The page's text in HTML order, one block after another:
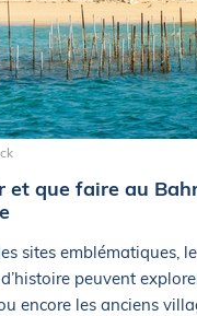
et que faire au
sites emblématiques,
peuvent
encore les anciens